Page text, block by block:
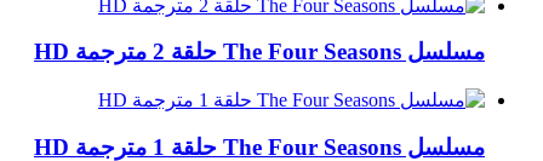
مسلسل The Four Seasons حلقة 2 مترجمة HD
مسلسل The Four Seasons حلقة 1 مترجمة HD